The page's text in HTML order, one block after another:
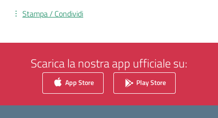
Stampa / Condividi
Scarica la nostra app ufficiale su:
App Store Play Store